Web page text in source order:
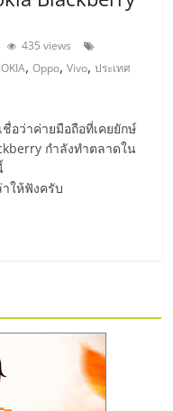
435 views
,Oppo,Vivo,ประเทศ
อว่าค่ายมือถือที่เคยยักษ์
กำลังทำตลาดใน
ให้ฟังครับ